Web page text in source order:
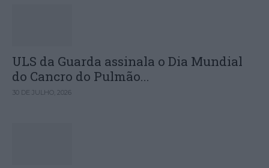
ULS da Guarda assinala o Dia Mundial
do Cancro do Pulmão...
30 DE JULHO, 2026